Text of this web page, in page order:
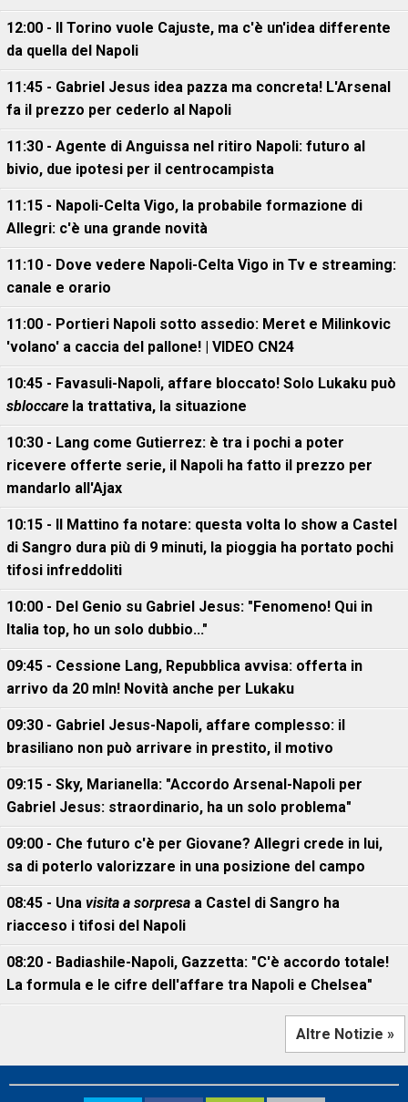
12:00 - Il Torino vuole Cajuste, ma c'è un'idea differente
da quella del Napoli
11:45 - Gabriel Jesus idea pazza ma concreta! L'Arsenal
fa il prezzo per cederlo al Napoli
11:30 - Agente di Anguissa nel ritiro Napoli: futuro al
bivio, due ipotesi per il centrocampista
11:15 - Napoli-Celta Vigo, la probabile formazione di
Allegri: c'è una grande novità
11:10 - Dove vedere Napoli-Celta Vigo in Tv e streaming:
canale e orario
11:00 - Portieri Napoli sotto assedio: Meret e Milinkovic
'volano' a caccia del pallone! | VIDEO CN24
10:45 - Favasuli-Napoli, affare bloccato! Solo Lukaku può
sbloccare la trattativa, la situazione
10:30 - Lang come Gutierrez: è tra i pochi a poter
ricevere offerte serie, il Napoli ha fatto il prezzo per
mandarlo all'Ajax
10:15 - Il Mattino fa notare: questa volta lo show a Castel
di Sangro dura più di 9 minuti, la pioggia ha portato pochi
tifosi infreddoliti
10:00 - Del Genio su Gabriel Jesus: "Fenomeno! Qui in
Italia top, ho un solo dubbio..."
09:45 - Cessione Lang, Repubblica avvisa: offerta in
arrivo da 20 mln! Novità anche per Lukaku
09:30 - Gabriel Jesus-Napoli, affare complesso: il
brasiliano non può arrivare in prestito, il motivo
09:15 - Sky, Marianella: "Accordo Arsenal-Napoli per
Gabriel Jesus: straordinario, ha un solo problema"
09:00 - Che futuro c'è per Giovane? Allegri crede in lui,
sa di poterlo valorizzare in una posizione del campo
08:45 - Una visita a sorpresa a Castel di Sangro ha
riacceso i tifosi del Napoli
08:20 - Badiashile-Napoli, Gazzetta: "C'è accordo totale!
La formula e le cifre dell'affare tra Napoli e Chelsea"
Altre Notizie »